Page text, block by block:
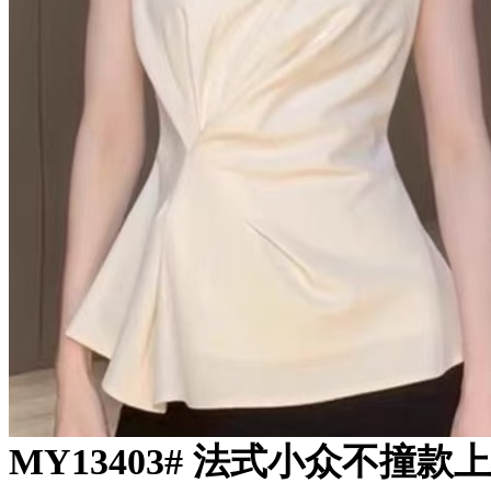
MY13403# 法式小众不撞款